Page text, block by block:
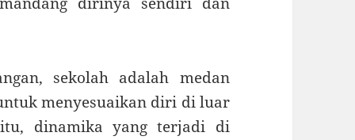
sekolah adalah medan
menyesuaikan diri di luar
dinamika yang terjadi di